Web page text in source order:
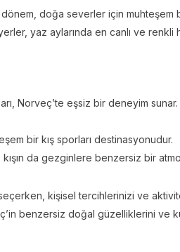
doğa severler için muhteşem
yaz aylarında en canlı ve renkli
Norveç’te eşsiz bir deneyim sunar.
bir kış sporları destinasyonudur.
da gezginlere benzersiz bir
kişisel tercihlerinizi ve
benzersiz doğal güzelliklerini ve